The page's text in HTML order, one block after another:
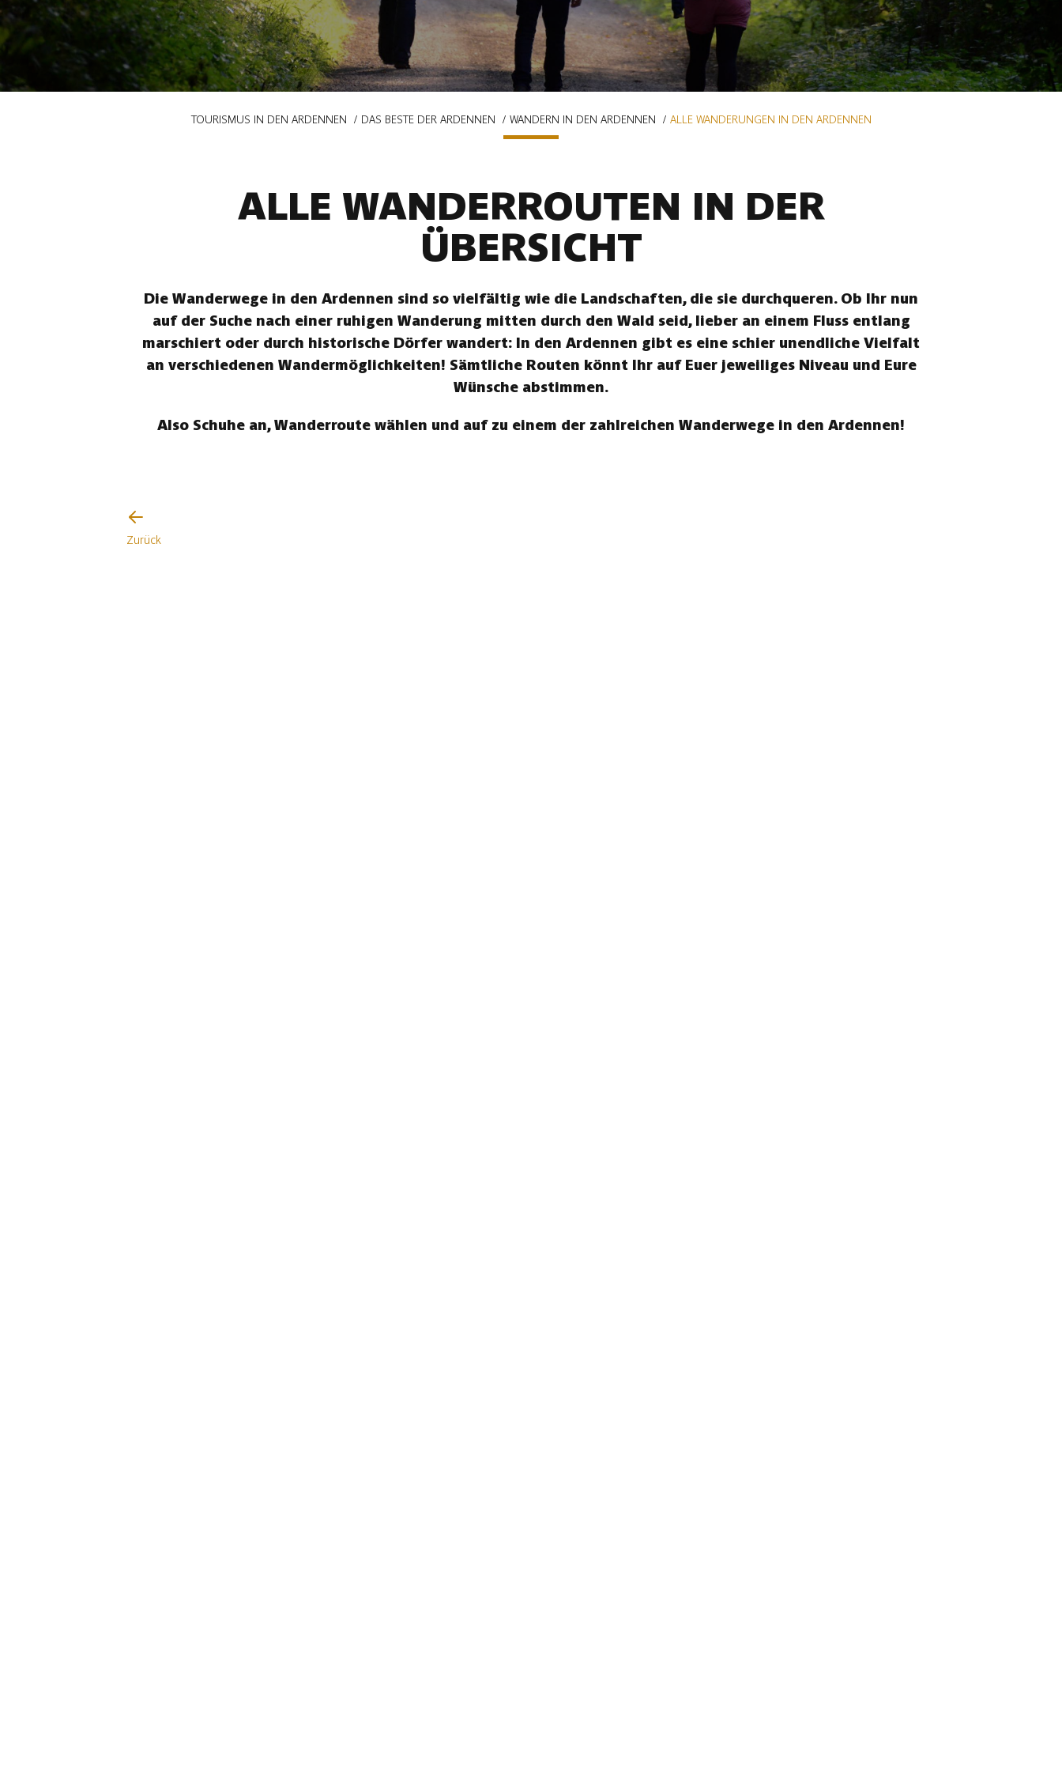
TOURISMUS IN DEN ARDENNEN DAS BESTE DER ARDENNEN WANDERN IN DEN ARDENNEN ALLE WANDERUNGEN IN DEN ARDENNEN
ALLE WANDERROUTEN IN DER
ÜBERSICHT
Die Wanderwege in den Ardennen sind so vielfältig wie die Landschaften, die sie durchqueren. Ob Ihr nun
auf der Suche nach einer ruhigen Wanderung mitten durch den Wald seid, lieber an einem Fluss entlang
marschiert oder durch historische Dörfer wandert: In den Ardennen gibt es eine schier unendliche Vielfalt
an verschiedenen Wandermöglichkeiten! Sämtliche Routen könnt Ihr auf Euer jeweiliges Niveau und Eure
Wünsche abstimmen.
Also Schuhe an, Wanderroute wählen und auf zu einem der zahlreichen Wanderwege in den Ardennen!
Zurück